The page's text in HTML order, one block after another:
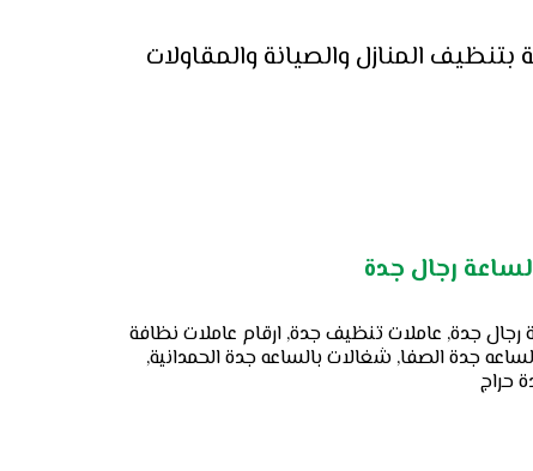
رجال جدة
رجال جدة, عاملات تنظيف جدة, ارقام عاملات نظافة
جدة الصفا, شغالات بالساعه جدة الحمدانية,
حراج